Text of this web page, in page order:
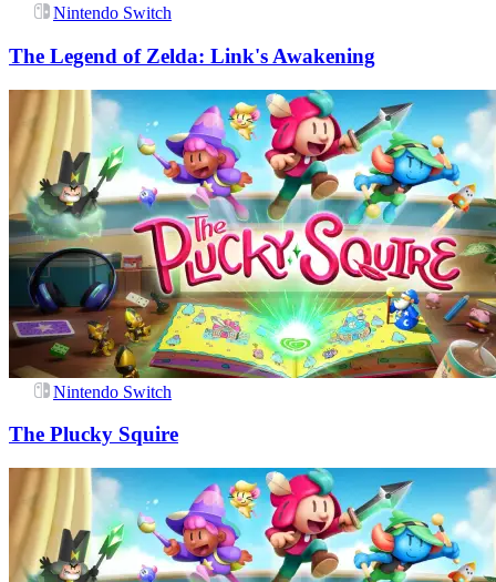
Nintendo Switch
The Legend of Zelda: Link's Awakening
Nintendo Switch
The Plucky Squire